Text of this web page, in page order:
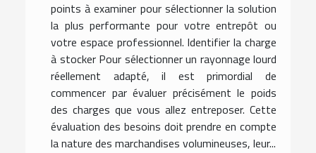
points à examiner pour sélectionner la solution
la plus performante pour votre entrepôt ou
votre espace professionnel. Identifier la charge
à stocker Pour sélectionner un rayonnage lourd
réellement adapté, il est primordial de
commencer par évaluer précisément le poids
des charges que vous allez entreposer. Cette
évaluation des besoins doit prendre en compte
la nature des marchandises volumineuses, leur...